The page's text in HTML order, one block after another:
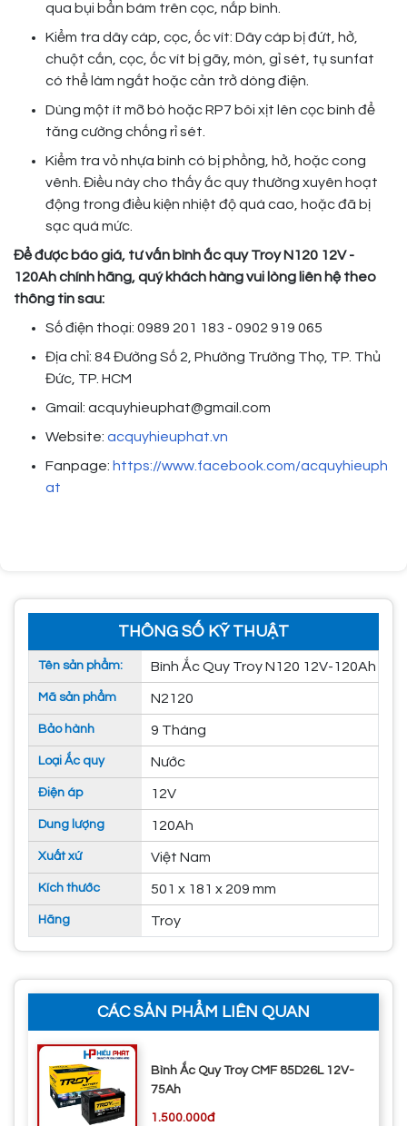
qua bụi bẩn bám trên cọc, nắp bình.
Kiểm tra dây cáp, cọc, ốc vít: Dây cáp bị đứt, hở,
chuột cắn, cọc, ốc vít bị gãy, mòn, gỉ sét, tụ sunfat
có thể làm ngắt hoặc cản trở dòng điện.
Dùng một ít mỡ bò hoặc RP7 bôi xịt lên cọc bình để
tăng cường chống rỉ sét.
Kiểm tra vỏ nhựa bình có bị phồng, hở, hoặc cong
vênh. Điều này cho thấy ắc quy thường xuyên hoạt
động trong điều kiện nhiệt độ quá cao, hoặc đã bị
sạc quá mức.
Để được báo giá, tư vấn bình ắc quy Troy N120 12V -
120Ah chính hãng, quý khách hàng vui lòng liên hệ theo
thông tin sau:
Số điện thoại: 0989 201 183 - 0902 919 065
Địa chỉ: 84 Đường Số 2, Phường Trường Thọ, TP. Thủ
Đức, TP. HCM
Gmail: acquyhieuphat@gmail.com
Website: acquyhieuphat.vn
Fanpage: https://www.facebook.com/acquyhieuph
at
THÔNG SỐ KỸ THUẬT
Tên sản phẩm: Bình Ắc Quy Troy N120 12V-120Ah
Mã sản phẩm N2120
Bảo hành 9 Tháng
Loại Ắc quy Nước
Điện áp 12V
Dung lượng 120Ah
Xuất xứ Việt Nam
Kích thước 501 x 181 x 209 mm
Hãng Troy
CÁC SẢN PHẨM LIÊN QUAN
Bình Ắc Quy Troy CMF 85D26L 12V-
75Ah
1.500.000đ